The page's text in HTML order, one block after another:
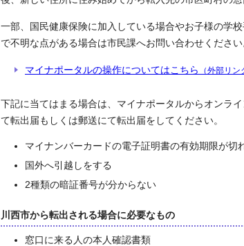
一部、国民健康保険に加入している場合やお子様の学
で不明な点がある場合は市民課へお問い合わせください
マイナポータルの操作についてはこちら （外部リン
下記に当てはまる場合は、マイナポータルからオンラ
て転出届もしくは郵送にて転出届をしてください。
マイナンバーカードの電子証明書の有効期限が切
国外へ引越しをする
2種類の暗証番号が分からない
川西市から転出される場合に必要なもの
窓口に来る人の本人確認書類